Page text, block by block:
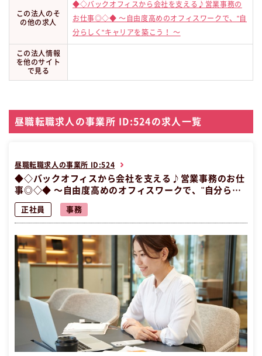
この法人のそ
の他の求人
◆◇バックオフィスから会社を支える♪営業事務の
お仕事◎◇◆ 〜自由度高めのオフィスワークで、"自
分らしく"キャリアを築こう！ 〜
この法人情報
を他のサイト
で見る
昼職転職求人の事業所 ID:524の求人一覧
昼職転職求人の事業所 ID:524
◆◇バックオフィスから会社を支える♪営業事務のお仕
事◎◇◆ 〜自由度高めのオフィスワークで、"自分らし
く"キャリアを築こう！ 〜
正社員 事務